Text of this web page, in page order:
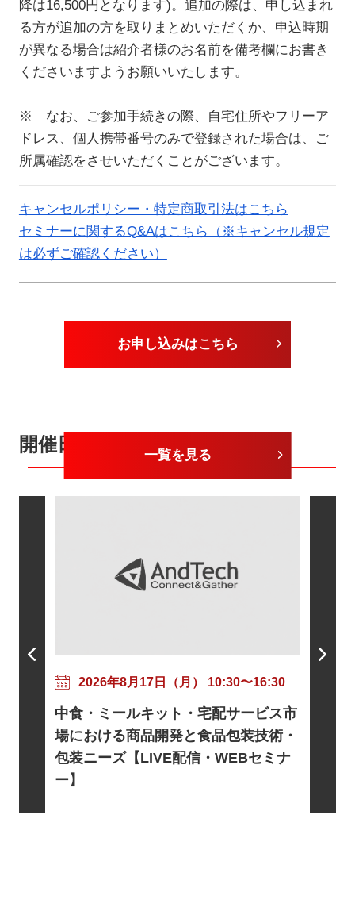
降は16,500円となります)。追加の際は、申し込まれ
る方が追加の方を取りまとめいただくか、申込時期
が異なる場合は紹介者様のお名前を備考欄にお書き
くださいますようお願いいたします。
※ なお、ご参加手続きの際、自宅住所やフリーア
ドレス、個人携帯番号のみで登録された場合は、ご
所属確認をさせいただくことがございます。
キャンセルポリシー・特定商取引法はこちら
セミナーに関するQ&Aはこちら（※キャンセル規定
は必ずご確認ください）
お申し込みはこちら
開催日が近いセミナー
一覧を見る
2026年8月17日（月） 10:30〜16:30
中食・ミールキット・宅配サービス市
場における商品開発と食品包装技術・
包装ニーズ【LIVE配信・WEBセミナ
ー】